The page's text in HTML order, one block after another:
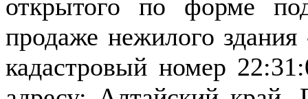
открытого по форме
продаже нежилого
кадастровый номер